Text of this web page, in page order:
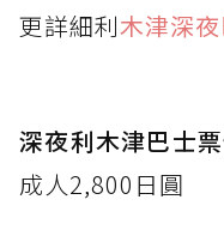
更詳細利木津深
深夜利木津巴士
成人2,800日圓